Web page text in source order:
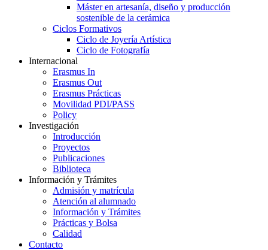
Máster en artesanía, diseño y producción
sostenible de la cerámica
Ciclos Formativos
Ciclo de Joyería Artística
Ciclo de Fotografía
Internacional
Erasmus In
Erasmus Out
Erasmus Prácticas
Movilidad PDI/PASS
Policy
Investigación
Introducción
Proyectos
Publicaciones
Biblioteca
Información y Trámites
Admisión y matrícula
Atención al alumnado
Información y Trámites
Prácticas y Bolsa
Calidad
Contacto